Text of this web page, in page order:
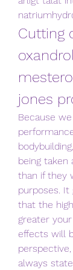
Cutting
jones
Because
being taken
than if they
purposes. It
that the
greater
effects will
always